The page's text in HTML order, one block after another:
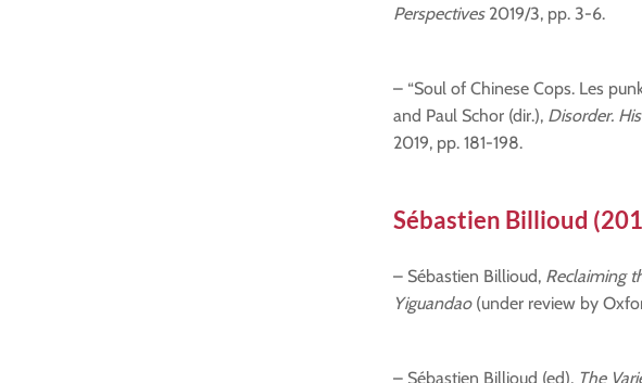
Perspectives2019/3, pp. 3-6.
– “Soul of Chinese Cops. Les
and Paul Schor (dir.), Disorder.
2019, pp. 181-198.
Sébastien Billioud
– Sébastien Billioud, Reclaiming
Yiguandao(under review by
– Sébastien Billioud (ed), The